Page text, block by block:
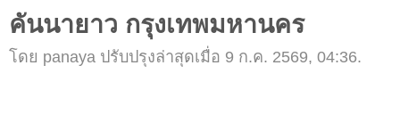
คันนายาว กรุงเทพมหานคร
โดย panaya ปรับปรุงล่าสุดเมื่อ 9 ก.ค. 2569, 04:36.